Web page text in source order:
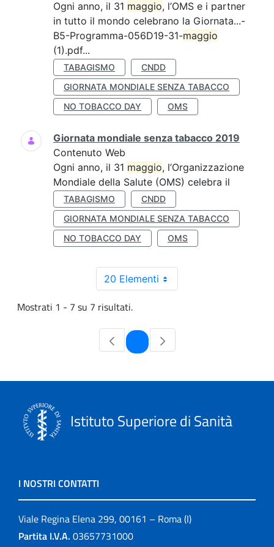
Ogni anno, il 31 maggio, l’OMS e i partner
in tutto il mondo celebrano la Giornata...-
B5-Programma-056D19-31-maggio
(1).pdf...
TABAGISMO
CNDD
GIORNATA MONDIALE SENZA TABACCO
NO TOBACCO DAY
OMS
Giornata mondiale senza tabacco 2019
Contenuto Web
Ogni anno, il 31 maggio, l’Organizzazione
Mondiale della Salute (OMS) celebra il
TABAGISMO
CNDD
GIORNATA MONDIALE SENZA TABACCO
NO TOBACCO DAY
OMS
20 Elementi
Mostrati 1 - 7 su 7 risultati.
Pagina
Istituto Superiore di Sanità
I NOSTRI CONTATTI
Viale Regina Elena 299, 00161 – Roma (I)
Partita I.V.A. 03657731000